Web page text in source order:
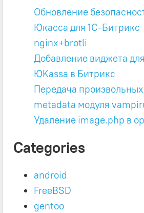
Обновление
Юкасса для 1C-Битрикс
nginx+brotli
Добавление виджета
ЮKassa в Битрикс
Передача
metadata модуля
Удаление image.php в
Categories
android
FreeBSD
gentoo